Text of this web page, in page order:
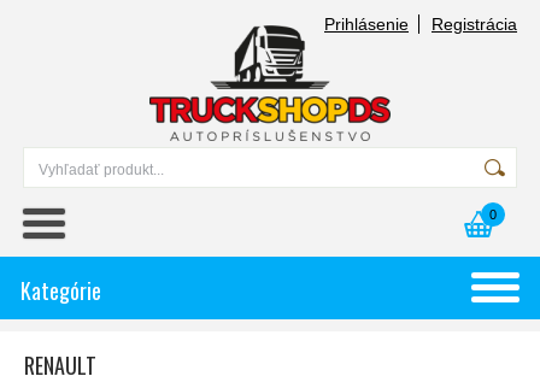
Prihlásenie Registrácia
0
Kategórie
RENAULT